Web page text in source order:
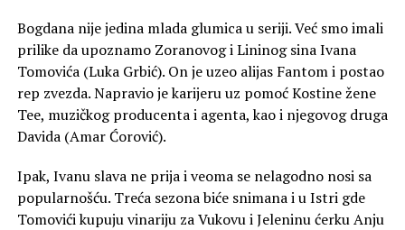
Bogdana nije jedina mlada glumica u seriji. Već smo imali
prilike da upoznamo Zoranovog i Lininog sina Ivana
Tomovića (Luka Grbić). On je uzeo alijas Fantom i postao
rep zvezda. Napravio je karijeru uz pomoć Kostine žene
Tee, muzičkog producenta i agenta, kao i njegovog druga
Davida (Amar Ćorović).
Ipak, Ivanu slava ne prija i veoma se nelagodno nosi sa
popularnošću. Treća sezona biće snimana i u Istri gde
Tomovići kupuju vinariju za Vukovu i Jeleninu ćerku Anju